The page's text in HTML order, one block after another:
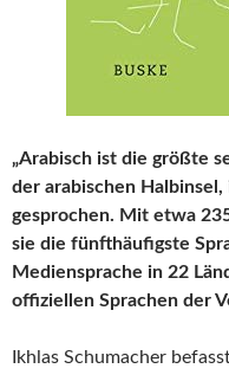
„Arabisch ist die größte
der arabischen
gesprochen. Mit etwa
sie die fünfthäufigste
Mediensprache in 22
offiziellen Sprachen der
Ikhlas Schumacher